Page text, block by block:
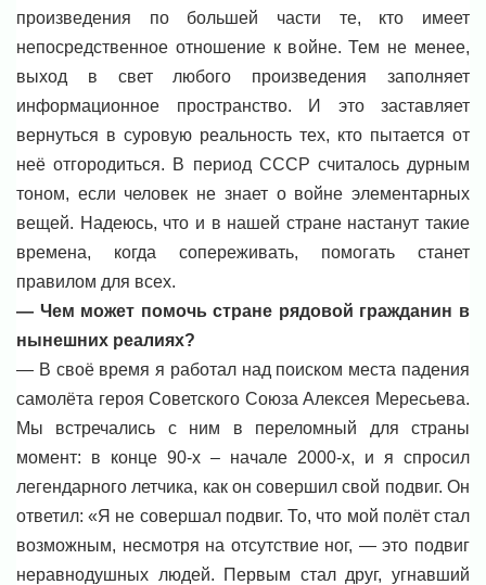
произведения по большей части те, кто имеет
непосредственное отношение к войне. Тем не менее,
выход в свет любого произведения заполняет
информационное пространство. И это заставляет
вернуться в суровую реальность тех, кто пытается от
неё отгородиться. В период СССР считалось дурным
тоном, если человек не знает о войне элементарных
вещей. Надеюсь, что и в нашей стране настанут такие
времена, когда сопереживать, помогать станет
правилом для всех.
— Чем может помочь стране рядовой гражданин в
нынешних реалиях?
— В своё время я работал над поиском места падения
самолёта героя Советского Союза Алексея Мересьева.
Мы встречались с ним в переломный для страны
момент: в конце 90-х – начале 2000-х, и я спросил
легендарного летчика, как он совершил свой подвиг. Он
ответил: «Я не совершал подвиг. То, что мой полёт стал
возможным, несмотря на отсутствие ног, — это подвиг
неравнодушных людей. Первым стал друг, угнавший